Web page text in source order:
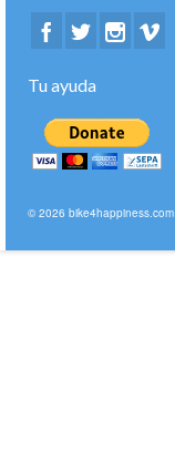
Tu ayuda
© 2026 bike4happiness.com